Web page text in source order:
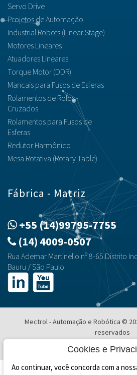
Servo Drive
Projetos de Automação
Industrial Robots (Linear Stage)
Motores Lineares
Atuadores Lineares
Torque Motor (DDR)
Mancais para Fusos de Esferas
Rolamentos de Rolos
Cruzados
Rolamentos para Fusos de
Esferas
Redutor Harmônico
Mesa Rotativa (Rotary Table)
Fábrica - Matriz
+55 (14)99795-7755
(14) 4009-0507
Rua Ademar Martinello nº 8-65 Distrito
Bauru / São Paulo
Mectrol - Automação e Robótica ©
reservados
Desenvolvimento e
Cookies e
Ao continuar, você concorda com a